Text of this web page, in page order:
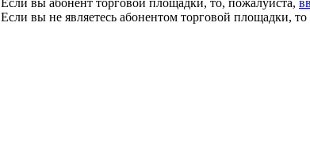
Если вы не являетесь абонентом торговой площадки, то